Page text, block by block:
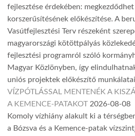
fejlesztése érdekében:
korszerűsítésének előkészítése. A
Vasútfejlesztési Terv részeként
magyarországi kötöttpályás
fejlesztési programról szóló
Magyar Közlönyben, így
uniós projektek előkészítő
VÍZPÓTLÁSSAL MENTENÉK A
A KEMENCE-PATAKOT 2026-08-08
Komoly vízhiány alakult ki a
a Bózsva és a Kemence-patak